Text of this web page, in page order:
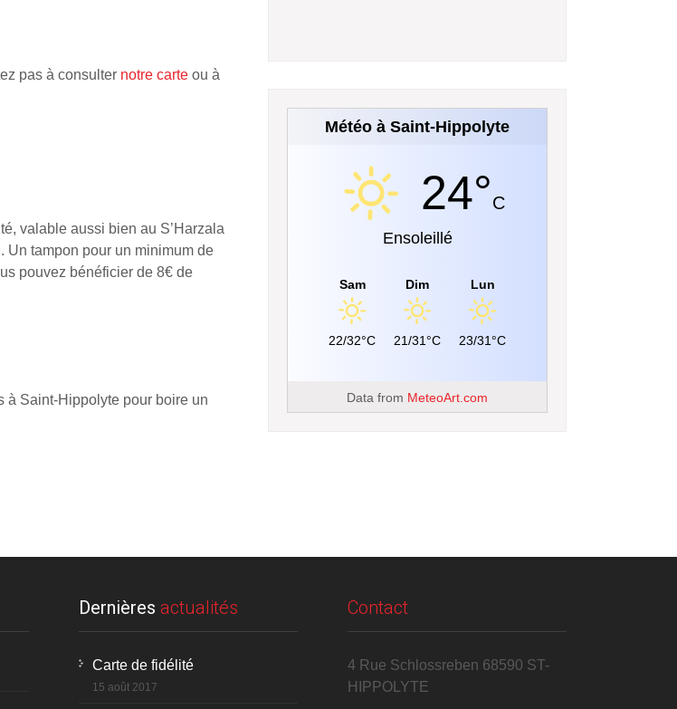
pas à consulter notre carte ou à
valable aussi bien au S’Harzala
Un tampon pour un minimum de
pouvez bénéficier de 8€ de
à Saint-Hippolyte pour boire un
Météo à Saint-Hippolyte
24°C
Ensoleillé
Sam
22/32°C
Dim
21/31°C
Lun
23/31°C
Data from MeteoArt.com
Dernières actualités
Carte de fidélité
15 août 2017
Contact
4 Rue Schlossreben 68590 ST-
HIPPOLYTE